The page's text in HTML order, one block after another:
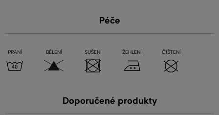
Péče
PRANÍ BĚLENÍ SUŠENÍ ŽEHLENÍ ČIŠTENÍ
Doporučené produkty